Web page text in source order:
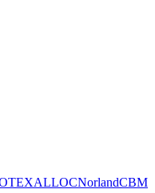
ALLOCNorlandCBM